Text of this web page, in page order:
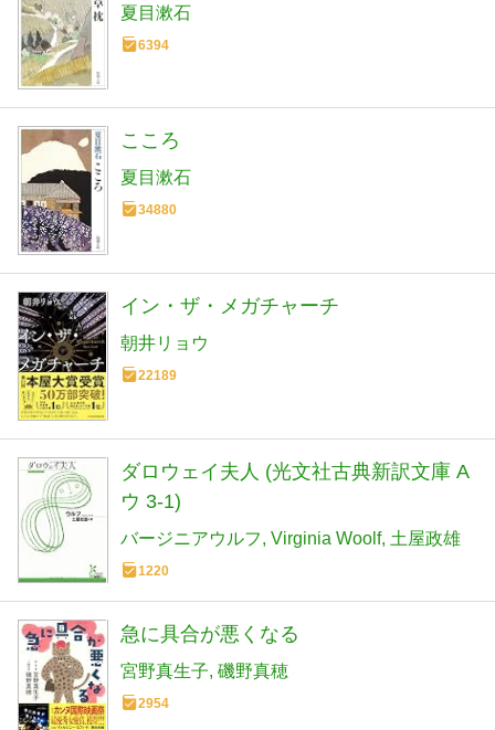
夏目漱石
6394
こころ
夏目漱石
34880
イン・ザ・メガチャーチ
朝井リョウ
22189
ダロウェイ夫人 (光文社古典新訳文庫 A
ウ 3-1)
バージニアウルフ Virginia Woolf 土屋政雄
1220
急に具合が悪くなる
宮野真生子 磯野真穂
2954